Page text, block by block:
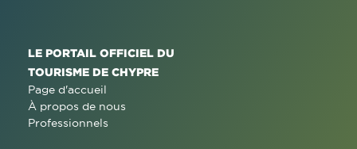
LE PORTAIL OFFICIEL DU
TOURISME DE CHYPRE
Page d'accueil
À propos de nous
Professionnels